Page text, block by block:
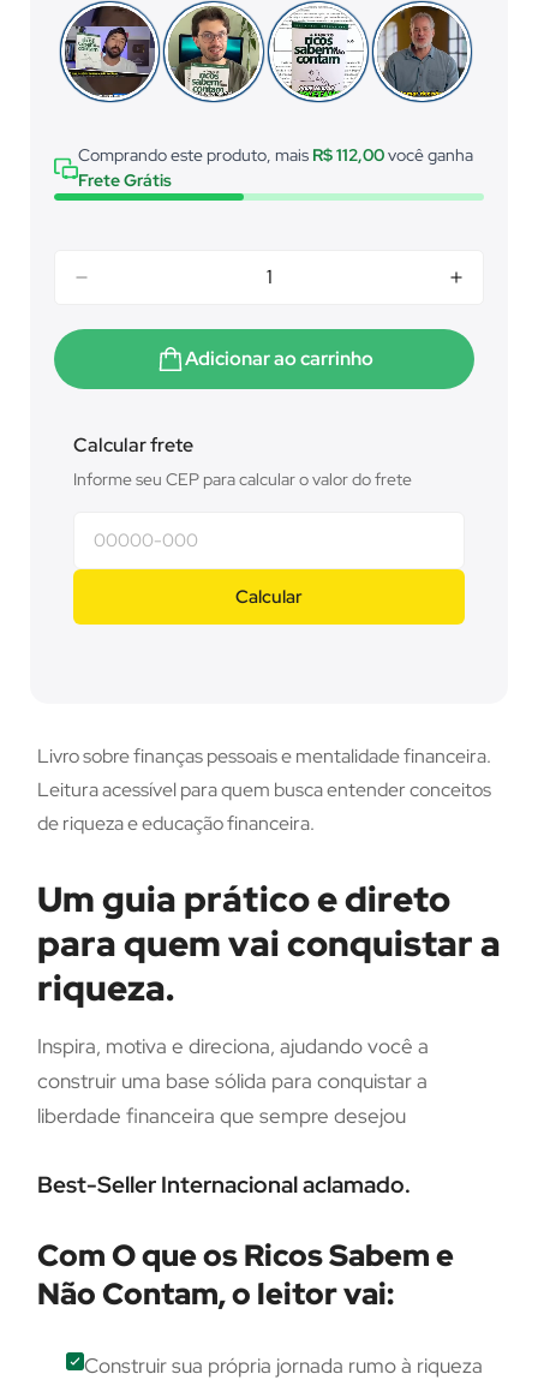
Comprando este produto, mais R$ 112,00você ganha
Frete Grátis
Adicionar ao carrinho
Calcular frete
Informe seu CEP para calcular o valor do frete
Calcular
Livro sobre finanças pessoais e mentalidade financeira.
Leitura acessível para quem busca entender conceitos
de riqueza e educação financeira.
Um guia prático e direto
para quem vai conquistar a
riqueza.
Inspira, motiva e direciona, ajudando você a
construir uma base sólida para conquistar a
liberdade financeira que sempre desejou
Best-Seller Internacional aclamado.
Com O que os Ricos Sabem e
Não Contam, o leitor vai:
Construir sua própria jornada rumo à riqueza